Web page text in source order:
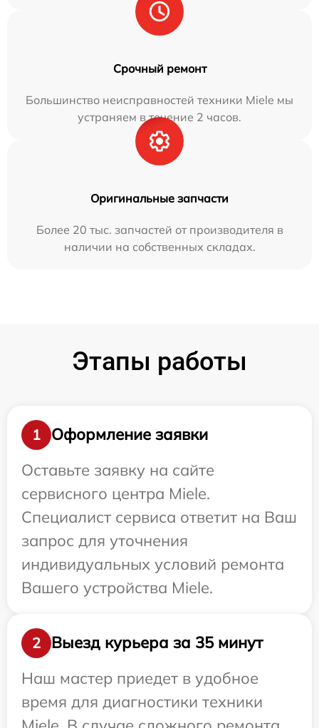
Срочный ремонт
Большинство неисправностей техники Miele мы
устраняем в течение 2 часов.
Оригинальные запчасти
Более 20 тыс. запчастей от производителя в
наличии на собственных складах.
Этапы работы
1
Оформление заявки
Оставьте заявку на сайте
сервисного центра Miele.
Специалист сервиса ответит на Ваш
запрос для уточнения
индивидуальных условий ремонта
Вашего устройства Miele.
2
Выезд курьера за 35 минут
Наш мастер приедет в удобное
время для диагностики техники